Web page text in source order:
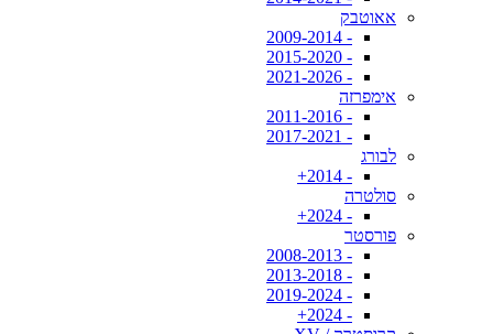
אאוטבק
- 2009-2014
- 2015-2020
- 2021-2026
אימפרזה
- 2011-2016
- 2017-2021
לבורג
- 2014+
סולטרה
- 2024+
פורסטר
- 2008-2013
- 2013-2018
- 2019-2024
- 2024+